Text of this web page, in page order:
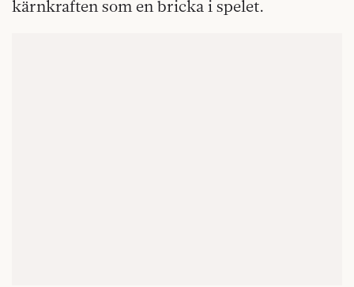
kärnkraften som en bricka i spelet.